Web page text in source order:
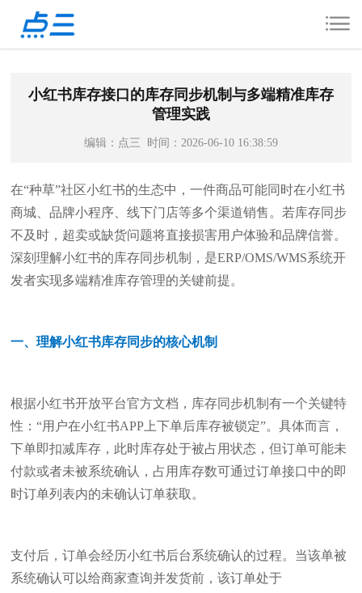
小红书库存接口的库存同步机制与多端精准库存
管理实践
编辑：点三 时间：2026-06-10 16:38:59
在“种草”社区小红书的生态中，一件商品可能同时在小红书
商城、品牌小程序、线下门店等多个渠道销售。若库存同步
不及时，超卖或缺货问题将直接损害用户体验和品牌信誉。
深刻理解小红书的库存同步机制，是ERP/OMS/WMS系统开
发者实现多端精准库存管理的关键前提。
一、理解小红书库存同步的核心机制
根据小红书开放平台官方文档，库存同步机制有一个关键特
性：“用户在小红书APP上下单后库存被锁定”。具体而言，
下单即扣减库存，此时库存处于被占用状态，但订单可能未
付款或者未被系统确认，占用库存数可通过订单接口中的即
时订单列表内的未确认订单获取。
支付后，订单会经历小红书后台系统确认的过程。当该单被
系统确认可以给商家查询并发货前，该订单处于
点我咨询